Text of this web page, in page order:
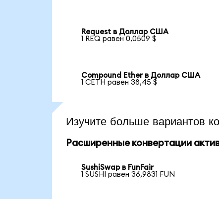
Request в Доллар США
1 REQ равен 0,0509 $
Compound Ether в Доллар США
1 CETH равен 38,45 $
Изучите больше вариантов
Расширенные конвертации
SushiSwap в FunFair
1 SUSHI равен 36,9831 FUN